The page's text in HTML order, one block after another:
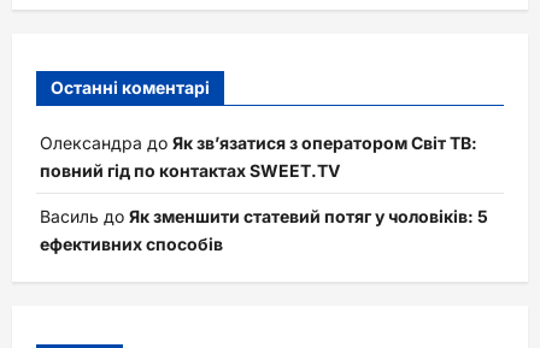
Останні коментарі
Олександра до Як зв’язатися з оператором Світ ТВ:
повний гід по контактах SWEET.TV
Василь до Як зменшити статевий потяг у чоловіків: 5
ефективних способів